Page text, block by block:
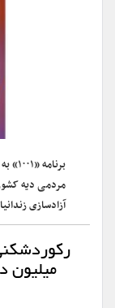
مردمی دیه
آزادسازی